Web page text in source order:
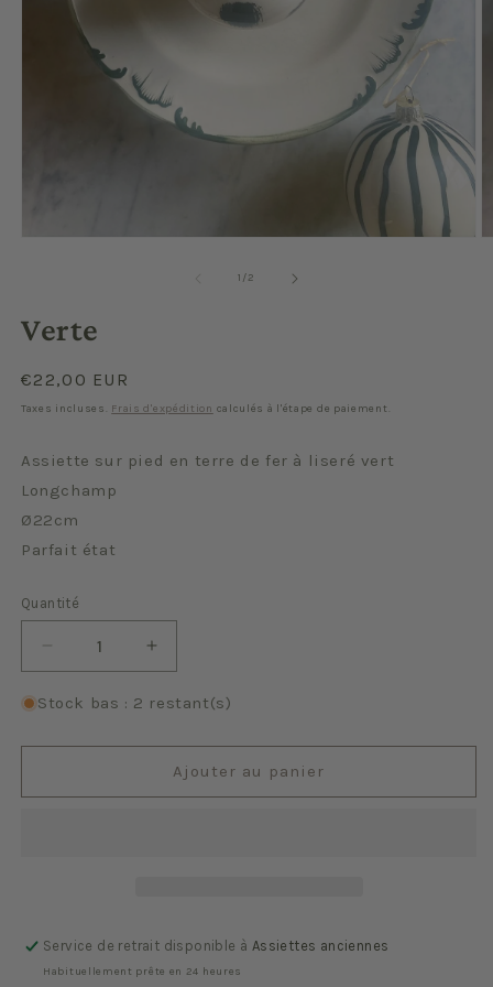
une
fenêtre
1 /de2
Verte
Prix
habituel
€22,00 EUR
Taxes incluses. Frais d'expédition calculés à l'étape de paiement.
Assiette sur pied en terre de fer à liseré vert
Longchamp
Ø22cm
Parfait état
Quantité
Quantité
Réduire
la
quantité
Verte
Augmenter
la
quantité
Verte
Stock bas : 2 restant(s)
Ajouter au panier
Service de retrait disponible à Assiettes anciennes
Habituellement prête en 24 heures